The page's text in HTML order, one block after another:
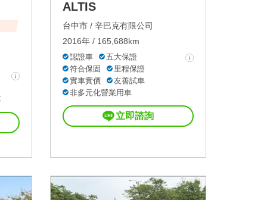
ALTIS
台中市 / 辛巴克有限公司
2016年 / 165,688km
認證車
五大保證
符合保固
里程保證
實車實價
友善試車
非多元化營業用車
立即諮詢